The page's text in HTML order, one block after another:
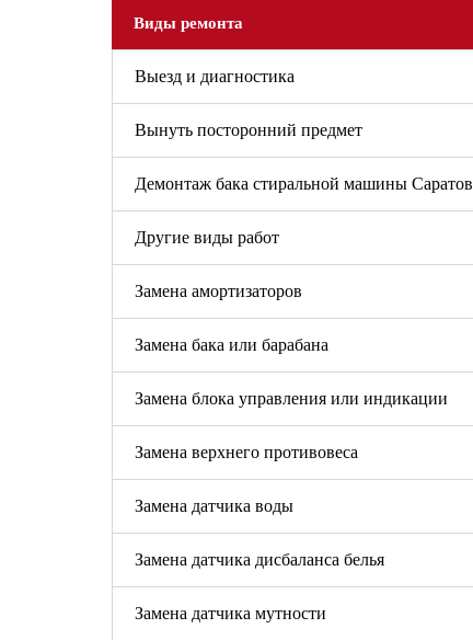
Виды ремонта
Выезд и диагностика
Вынуть посторонний предмет
Демонтаж бака стиральной машины Саратов
Другие виды работ
Замена амортизаторов
Замена бака или барабана
Замена блока управления или индикации
Замена верхнего противовеса
Замена датчика воды
Замена датчика дисбаланса белья
Замена датчика мутности